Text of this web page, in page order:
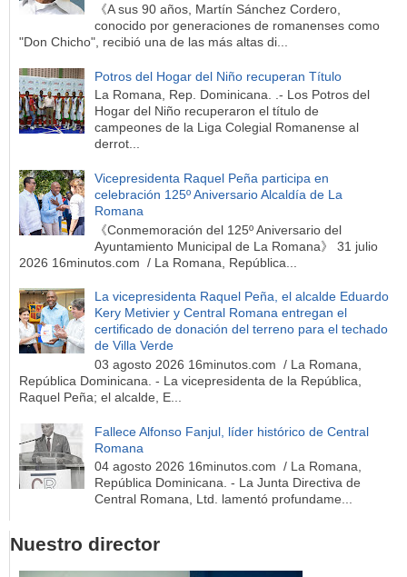
《A sus 90 años, Martín Sánchez Cordero,
conocido por generaciones de romanenses como
"Don Chicho", recibió una de las más altas di...
Potros del Hogar del Niño recuperan Título
La Romana, Rep. Dominicana. .- Los Potros del
Hogar del Niño recuperaron el título de
campeones de la Liga Colegial Romanense al
derrot...
Vicepresidenta Raquel Peña participa en
celebración 125º Aniversario Alcaldía de La
Romana
《Conmemoración del 125º Aniversario del
Ayuntamiento Municipal de La Romana》 31 julio
2026 16minutos.com / La Romana, República...
La vicepresidenta Raquel Peña, el alcalde Eduardo
Kery Metivier y Central Romana entregan el
certificado de donación del terreno para el techado
de Villa Verde
03 agosto 2026 16minutos.com / La Romana,
República Dominicana. - La vicepresidenta de la República,
Raquel Peña; el alcalde, E...
Fallece Alfonso Fanjul, líder histórico de Central
Romana
04 agosto 2026 16minutos.com / La Romana,
República Dominicana. - La Junta Directiva de
Central Romana, Ltd. lamentó profundame...
Nuestro director